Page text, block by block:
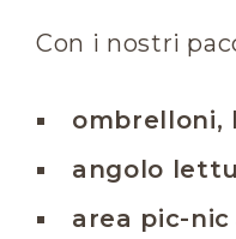
Con i nostri
ombrelloni,
angolo
area pic-nic